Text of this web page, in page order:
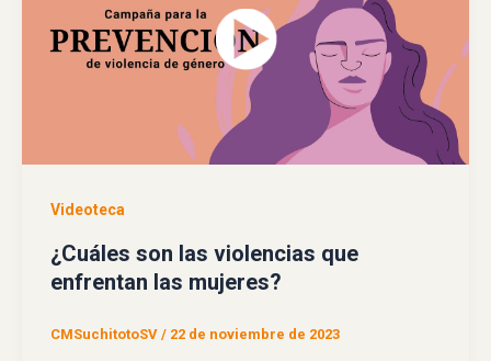
Videoteca
¿Cuáles son las violencias que
enfrentan las mujeres?
CMSuchitotoSV / 22 de noviembre de 2023